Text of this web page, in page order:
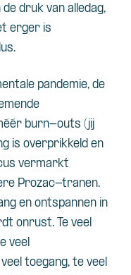
druk van alledag,
erger is
pandemie, de
burn-outs (jij
is overprikkeld en
vermarkt
Prozac-tranen.
en ontspannen in
onrust. Te veel
veel
toegang, te veel